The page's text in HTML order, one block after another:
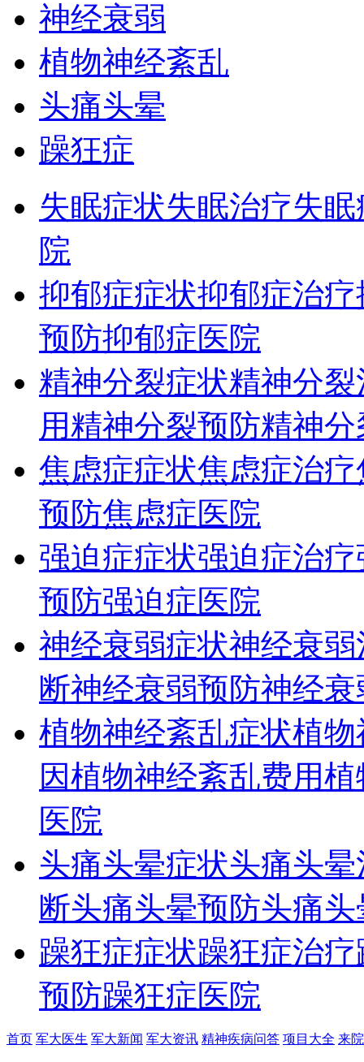
神经衰弱
植物神经紊乱
头痛头晕
躁狂症
失眠症状失眠治疗失
院
抑郁症症状抑郁症治疗
预防抑郁症医院
精神分裂症状精神分裂
用精神分裂预防精神
焦虑症症状焦虑症治疗
预防焦虑症医院
强迫症症状强迫症治疗
预防强迫症医院
神经衰弱症状神经衰弱
断神经衰弱预防神经
植物神经紊乱症状植物
因植物神经紊乱费用植
医院
头痛头晕症状头痛头
断头痛头晕预防头痛
躁狂症症状躁狂症治疗
预防躁狂症医院
首页 军大医生 军大新闻 军大资讯 精神疾病问答 项目大全 来